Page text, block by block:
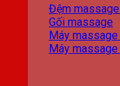
Đệm massage
Gối massage
Máy
Máy